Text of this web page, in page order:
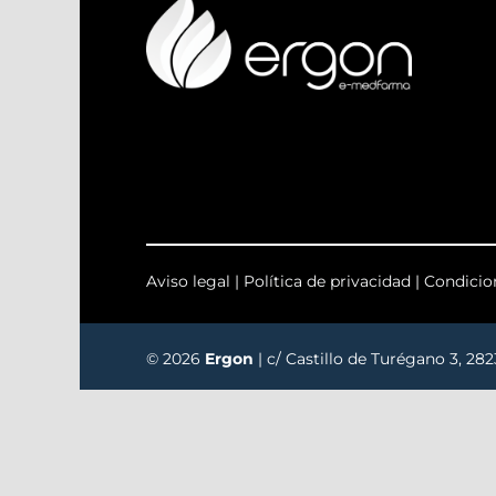
Aviso legal | Política de privacidad |
© 2026 Ergon | c/ Castillo de Turégano 3,